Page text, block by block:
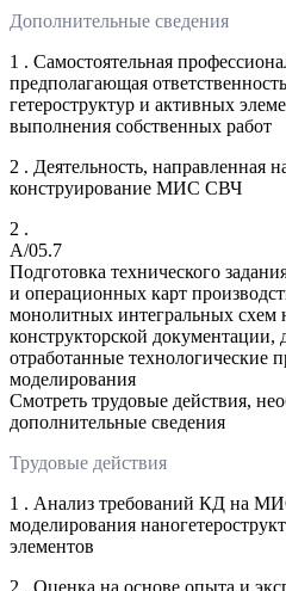
Дополнительные сведения
1 . Самостоятельная
предполагающая
гетероструктур и активных
выполнения собственных работ
2 . Деятельность, направленная
конструирование МИС СВЧ
2 .
A/05.7
Подготовка технического
и операционных карт
монолитных интегральных схем
конструкторской документации,
отработанные технологические
моделирования
Смотреть трудовые действия,
дополнительные сведения
Трудовые действия
1 . Анализ требований КД на
моделирования
элементов
2 . Оценка на основе опыта и